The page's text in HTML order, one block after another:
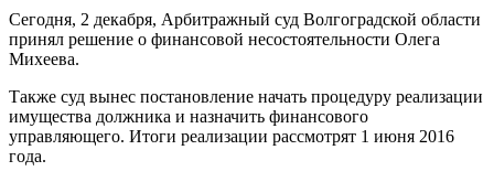
Сегодня, 2 декабря, Арбитражный суд Волгоградской области
принял решение о финансовой несостоятельности Олега
Михеева.
Также суд вынес постановление начать процедуру реализации
имущества должника и назначить финансового
управляющего. Итоги реализации рассмотрят 1 июня 2016
года.